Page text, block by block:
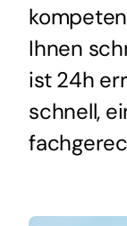
Ihnen
ist 24h
schnell,